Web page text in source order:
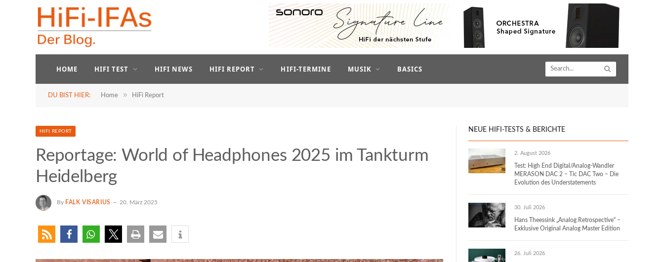
HOME HIFI TEST HIFI NEWS HIFI REPORT HIFI-TERMINE MUSIK BASICS
DU BIST HIER: Home » HiFi Report
HIFI REPORT
Reportage: World of Headphones 2025 im Tankturm
Heidelberg
By FALK VISARIUS 20. März 2025
NEUE HIFI-TESTS & BERICHTE
2. August 2026
Test: High End Digital/Analog-Wandler
MERASON DAC 2 – Tic DAC Two – Die
Evolution des Understatements
30. Juli 2026
Hans Theessink „Analog Retrospective“ –
Exklusive Original Analog Master Edition
26. Juli 2026